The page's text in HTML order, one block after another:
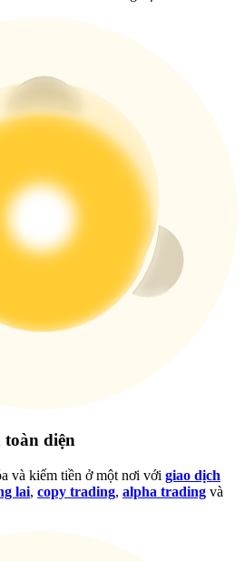
thưởng độc quyền
Trung tâm phần
toàn diện
và kiếm tiền ở một nơi với giao dịch
lai, copy trading, alpha trading và